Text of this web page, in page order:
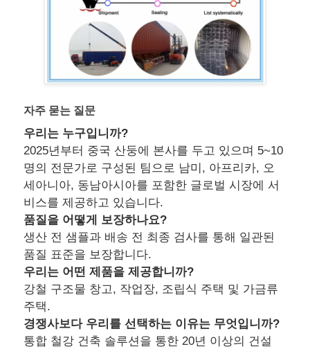
자주 묻는 질문
우리는 누구입니까?
2025년부터 중국 산둥에 본사를 두고 있으며 5~10
명의 전문가로 구성된 팀으로 남미, 아프리카, 오
세아니아, 동남아시아를 포함한 글로벌 시장에 서
비스를 제공하고 있습니다.
품질을 어떻게 보장하나요?
생산 전 샘플과 배송 전 최종 검사를 통해 일관된
품질 표준을 보장합니다.
우리는 어떤 제품을 제공합니까?
강철 구조물 창고, 작업장, 조립식 주택 및 가금류
주택.
경쟁사보다 우리를 선택하는 이유는 무엇입니까?
통합 철강 건축 솔루션을 통한 20년 이상의 건설